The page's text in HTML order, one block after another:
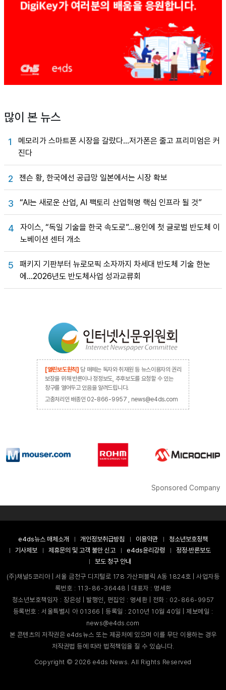
많이 본 뉴스
1
메모리가 스마트폰 시장을 갈랐다…저가폰은 줄고 프리미엄은 커
진다
2 젠슨 황, 한국에선 공급망 일본에서는 시장 확보
3 “AI는 새로운 산업, AI 팩토리 산업혁명 핵심 인프라 될 것”
4
자이스, “독일 기술을 한국 속도로”…용인에 첫 글로벌 반도체 이
노베이션 센터 개소
5
패키지 기판부터 뉴로모픽 소자까지 차세대 반도체 기술 한눈
에…2026년도 반도체사업 성과교류회
[열린보도원칙] 당 매체는 독자와 취재원 등 뉴스이용자의 권리
보장을 위해 반론이나 정정보도, 추후보도를 요청할 수 있는
창구를 열어두고 있음을 알려드립니다.
고충처리인 배종인 02-866-9957 , news@e4ds.com
Sponsored Company
e4ds뉴스 매체소개 개인정보취급방침 이용약관
청소년보호정책
기사제보
제휴문의 및 고객 불만 신고 e4ds윤리강령
정정·반론보도
보도 청구 안내
(주)채널5코리아 | 서울 금천구 디지털로 178 가산퍼블릭 A동 1824호 | 사업자등
록번호 : 113-86-36448 | 대표자 : 명세환
청소년보호책임자 : 장은성 | 발행인, 편집인 : 명세환 | 전화 : 02-866-9957
등록번호 : 서울특별시 아 01366 | 등록일 : 2010년 10월 40일 | 제보메일 :
news@e4ds.com
본 콘텐츠의 저작권은 e4ds뉴스 또는 제공처에 있으며 이를 무단 이용하는 경우
저작권법 등에 따라 법적책임을 질 수 있습니다.
Copyright ©2026 e4ds News. All Rights Reserved